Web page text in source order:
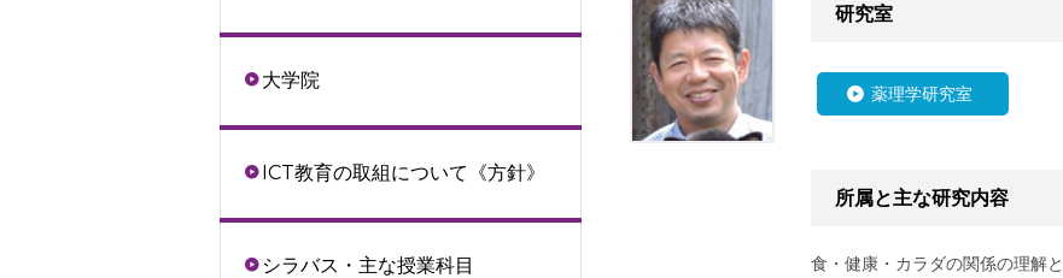
研究室
薬理学研究室
所属と主な研究内容
食・健康・カラダの関係の理解
大学院
ICT教育の取組について《方針》
シラバス・主な授業科目